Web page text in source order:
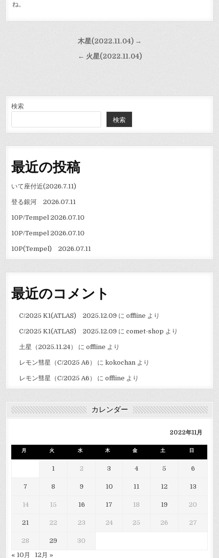
ね。
ゲ
ー
シ
ョ
ン
木星(2022.11.04) →
← 火星(2022.11.04)
検索
検索
最近の投稿
いて座付近(2026.7.11)
登る銀河 2026.07.11
10P/Tempel 2026.07.10
10P/Tempel 2026.07.10
10P(Tempel) 2026.07.11
最近のコメント
C/2025 K1(ATLAS) 2025.12.09 に offline より
C/2025 K1(ATLAS) 2025.12.09 に comet-shop より
土星（2025.11.24） に offline より
レモン彗星（C/2025 A6） に kokochan より
レモン彗星（C/2025 A6） に offline より
カレンダー
2022年11月
月 火 水 木 金 土 日
1 2 3 4 5 6
7 8 9 10 11 12 13
14 15 16 17 18 19 20
21 22 23 24 25 26 27
28 29
30
« 10月
12月 »